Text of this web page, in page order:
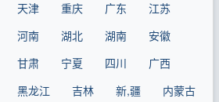
天津 重庆 广东
江苏
河南 湖北 湖南
安徽
甘肃 宁夏 四川
广西
黑龙江 吉林 新,疆
内蒙古